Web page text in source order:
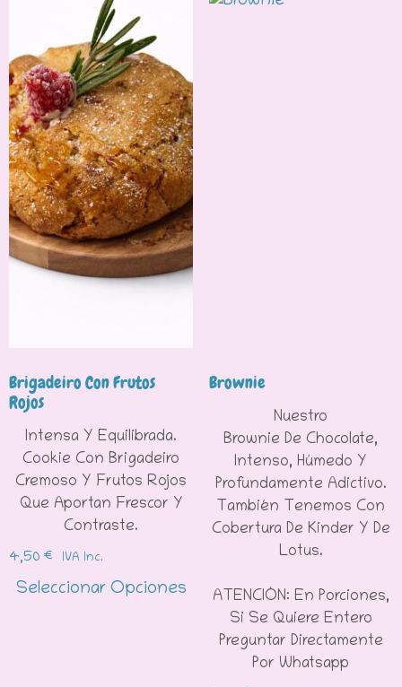
Brigadeiro Con Frutos
Rojos
Intensa Y Equilibrada.
Cookie Con Brigadeiro
Cremoso Y Frutos Rojos
Que Aportan Frescor Y
Contraste.
4,50 € IVA Inc.
Seleccionar Opciones
Brownie
Nuestro
Brownie De Chocolate,
Intenso, Húmedo Y
Profundamente Adictivo.
También Tenemos Con
Cobertura De Kinder Y De
Lotus.
ATENCIÓN: En Porciones,
Si Se Quiere Entero
Preguntar Directamente
Por Whatsapp